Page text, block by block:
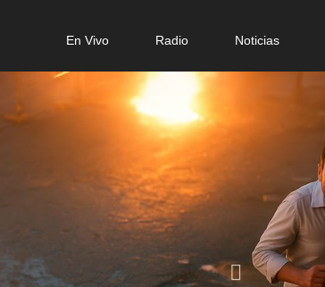
En Vivo Radio Noticias